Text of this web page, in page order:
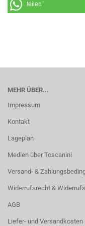
teilen
MEHR ÜBER...
Impressum
Kontakt
Lageplan
Medien über Toscanini
Versand- &
Widerrufsrecht &
AGB
Liefer- und Versandkosten